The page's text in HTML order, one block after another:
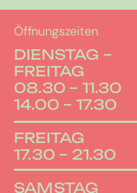
Öffnungszeiten
DIENSTAG –
FREITAG
08.30 – 11.30
14.00 – 17.30
FREITAG
17.30 – 21.30
SAMSTAG